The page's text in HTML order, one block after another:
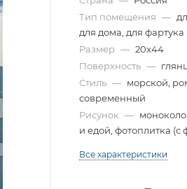
Тип помещения —
для дома, для фартука
Размер — 20x44
Поверхность —
Стиль — морской,
современный
Рисунок —
и едой, фотоплитка (с
Все характеристики